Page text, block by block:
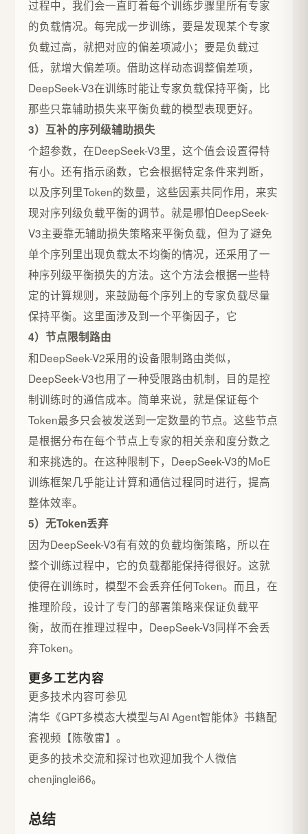
过程中，我们会一直盯着每个训练步骤里所有专家
的负载情况。每完成一步训练，要是发现某个专家
负载过高，就把对应的偏差项减小；要是负载过
低，就增大偏差项。借助这样动态调整偏差项，
DeepSeek-V3在训练时能让专家负载保持平衡，比
那些只靠辅助损失来平衡负载的模型表现更好。
3）互补的序列级辅助损失
个超参数，在DeepSeek-V3里，这个值会设置得特
有小。还有指示函数，它会根据特定条件来判断，
以及序列里Token的数量，这些因素共同作用，来实
现对序列级负载平衡的调节。就是哪怕DeepSeek-
V3主要靠无辅助损失策略来平衡负载，但为了避免
单个序列里出现负载太不均衡的情况，还采用了一
种序列级平衡损失的方法。这个方法会根据一些特
定的计算规则，来鼓励每个序列上的专家负载尽量
保持平衡。这里面涉及到一个平衡因子，它
4）节点限制路由
和DeepSeek-V2采用的设备限制路由类似，
DeepSeek-V3也用了一种受限路由机制，目的是控
制训练时的通信成本。简单来说，就是保证每个
Token最多只会被发送到一定数量的节点。这些节点
是根据分布在每个节点上专家的相关亲和度分数之
和来挑选的。在这种限制下，DeepSeek-V3的MoE
训练框架几乎能让计算和通信过程同时进行，提高
整体效率。
5）无Token丢弃
因为DeepSeek-V3有有效的负载均衡策略，所以在
整个训练过程中，它的负载都能保持得很好。这就
使得在训练时，模型不会丢弃任何Token。而且，在
推理阶段，设计了专门的部署策略来保证负载平
衡，故而在推理过程中，DeepSeek-V3同样不会丢
弃Token。
更多工艺内容
更多技术内容可参见
清华《GPT多模态大模型与AI Agent智能体》书籍配
套视频【陈敬雷】。
更多的技术交流和探讨也欢迎加我个人微信
chenjinglei66。
总结